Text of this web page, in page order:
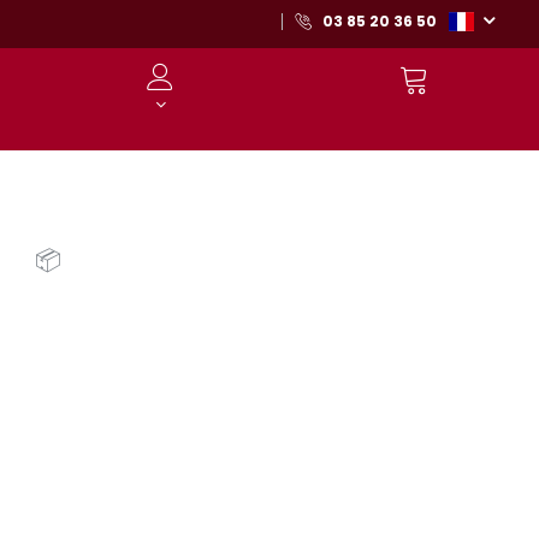
03 85 20 36 50
📦